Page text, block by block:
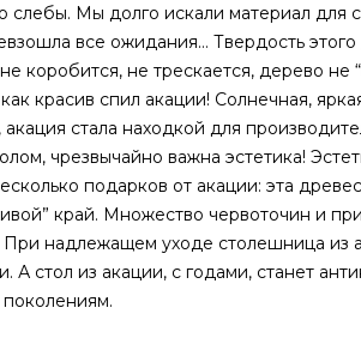
слебы. Мы долго искали материал
все ожидания… Твердость
коробится, не трескается, дерево не
красив спил акации! Солнечная,
стала находкой для
чрезвычайно важна эстетика!
подарков от акации: эта
край. Множество червоточин и
надлежащем уходе столешница из
А стол из акации, с годами, станет